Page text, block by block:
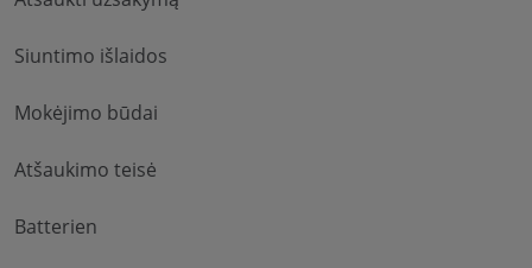
Siuntimo išlaidos
Mokėjimo būdai
Atšaukimo teisė
Batterien